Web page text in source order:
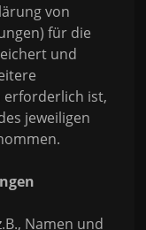
von
für die
und
erforderlich ist,
jeweiligen
Namen und